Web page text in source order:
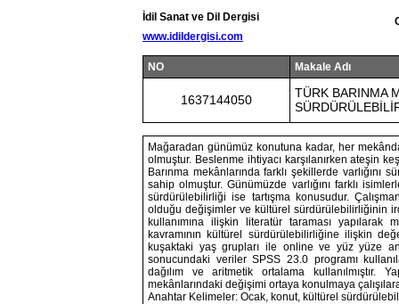
İdil Sanat ve Dil Dergisi
www.idildergisi.com
NO Makale Adı
1637144050
TÜRK BARINMA
Mağaradan günümüz konutuna kadar, her
olmuştur. Beslenme ihtiyacı karşılanırken ateşin
Barınma mekânlarında farklı şekillerde
sahip olmuştur. Günümüzde varlığını farklı
sürdürülebilirliği ise tartışma konusudur.
olduğu değişimler ve kültürel sürdürülebilirliğinin
kullanımına ilişkin literatür taraması
kavramının kültürel sürdürülebilirliğine ilişkin
kuşaktaki yaş grupları ile online ve yüz yüze
sonucundaki veriler SPSS 23.0 programı
dağılım ve aritmetik ortalama kullanılmıştır.
mekânlarındaki değişimi ortaya konulmaya
Anahtar Kelimeler: Ocak, konut, kültürel